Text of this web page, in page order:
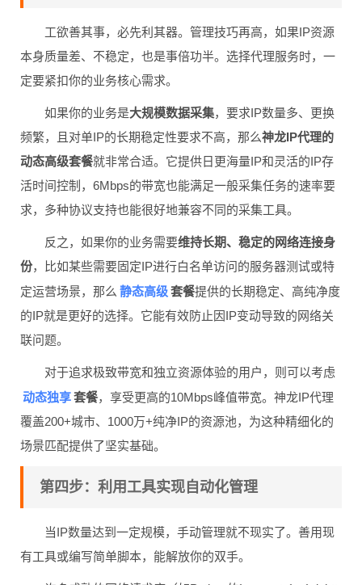
工欲善其事，必先利其器。管理技巧再高，如果IP资源
本身质量差、不稳定，也是事倍功半。选择代理服务时，一
定要紧扣你的业务核心需求。
如果你的业务是大规模数据采集，要求IP数量多、更换
频繁，且对单IP的长期稳定性要求不高，那么神龙IP代理的
动态高级套餐就非常合适。它提供日更海量IP和灵活的IP存
活时间控制，6Mbps的带宽也能满足一般采集任务的速率要
求，多种协议支持也能很好地兼容不同的采集工具。
反之，如果你的业务需要维持长期、稳定的网络连接身
份，比如某些需要固定IP进行白名单访问的服务器测试或特
定运营场景，那么 静态高级套餐提供的长期稳定、高纯净度
的IP就是更好的选择。它能有效防止因IP变动导致的网络关
联问题。
对于追求极致带宽和独立资源体验的用户，则可以考虑
动态独享套餐，享受更高的10Mbps峰值带宽。神龙IP代理
覆盖200+城市、1000万+纯净IP的资源池，为这种精细化的
场景匹配提供了坚实基础。
第四步：利用工具实现自动化管理
当IP数量达到一定规模，手动管理就不现实了。善用现
有工具或编写简单脚本，能解放你的双手。